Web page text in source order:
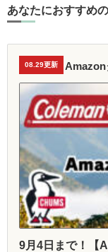
あなたにおすすめ
08.29更新 Amazon
9月4日まで！【